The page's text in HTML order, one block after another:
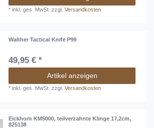
*inkl. ges. MwSt. zzgl.Versandkosten
Walther Tactical Knife P99
49,95 € *
Artikel anzeigen
*inkl. ges. MwSt. zzgl.Versandkosten
Eickhorn KM5000, teilverzahnte Klinge 17,2cm,
825138